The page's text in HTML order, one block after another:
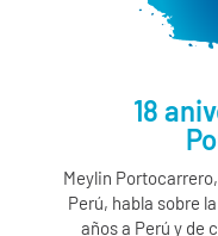
18
Meylin Portocarrero,
Perú, habla sobre
años a Perú y de